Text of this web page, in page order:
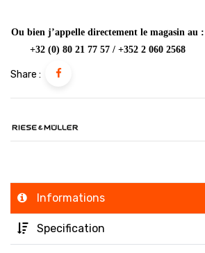
Ou bien j’appelle directement le magasin au :
+32 (0) 80 21 77 57 / +352 2 060 2568
Share :
Informations
Specification